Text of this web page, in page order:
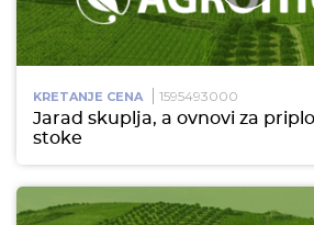
KRETANJE CENA 1595493000
Jarad skuplja, a ovnovi za
stoke